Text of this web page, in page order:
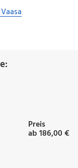
Preis
ab 186,00 €